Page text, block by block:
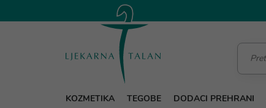
KOZMETIKA TEGOBE DODACI PREHRANI